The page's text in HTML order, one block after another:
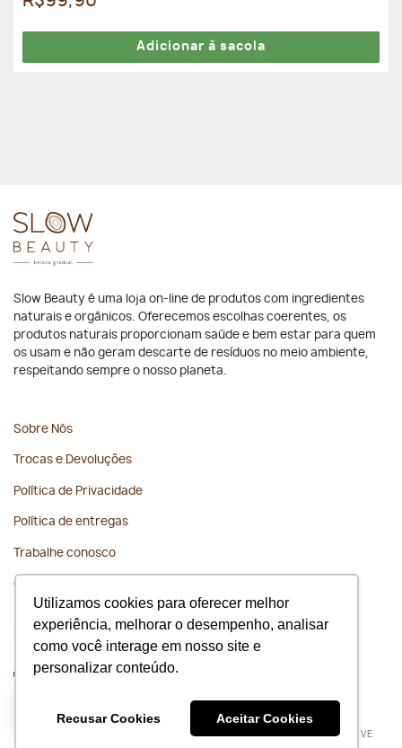
Utilizamos cookies para oferecer melhor
experiência, melhorar o desempenho, analisar
como você interage em nosso site e
personalizar conteúdo.
Recusar Cookies Aceitar Cookies
Adicionar à sacola
Slow Beauty é uma loja on-line de produtos com ingredientes
naturais e orgânicos. Oferecemos escolhas coerentes, os
produtos naturais proporcionam saúde e bem estar para quem
os usam e não geram descarte de resíduos no meio ambiente,
respeitando sempre o nosso planeta.
Sobre Nós
Trocas e Devoluções
Política de Privacidade
Política de entregas
Trabalhe conosco
Contato
Todos os direitos reservados 2026 © Slow Beauty | BOSSA NOVE